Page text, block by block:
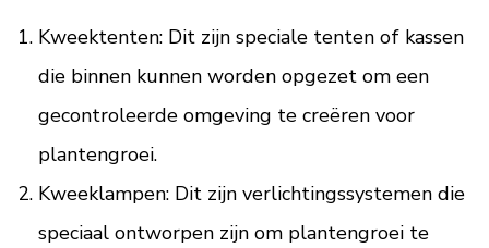
Kweektenten: Dit zijn speciale tenten of kassen
die binnen kunnen worden opgezet om een
gecontroleerde omgeving te creëren voor
plantengroei.
Kweeklampen: Dit zijn verlichtingssystemen die
speciaal ontworpen zijn om plantengroei te